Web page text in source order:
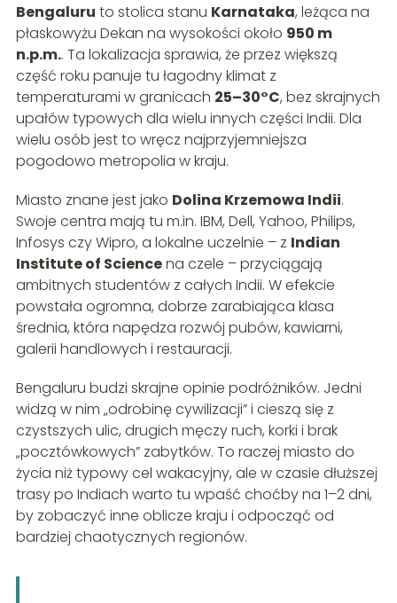
Bengaluru to stolica stanu Karnataka, leżąca na
płaskowyżu Dekan na wysokości około 950 m
n.p.m.. Ta lokalizacja sprawia, że przez większą
część roku panuje tu łagodny klimat z
temperaturami w granicach 25–30°C, bez skrajnych
upałów typowych dla wielu innych części Indii. Dla
wielu osób jest to wręcz najprzyjemniejsza
pogodowo metropolia w kraju.
Miasto znane jest jako Dolina Krzemowa Indii.
Swoje centra mają tu m.in. IBM, Dell, Yahoo, Philips,
Infosys czy Wipro, a lokalne uczelnie – z Indian
Institute of Sciencena czele – przyciągają
ambitnych studentów z całych Indii. W efekcie
powstała ogromna, dobrze zarabiająca klasa
średnia, która napędza rozwój pubów, kawiarni,
galerii handlowych i restauracji.
Bengaluru budzi skrajne opinie podróżników. Jedni
widzą w nim „odrobinę cywilizacji” i cieszą się z
czystszych ulic, drugich męczy ruch, korki i brak
„pocztówkowych” zabytków. To raczej miasto do
życia niż typowy cel wakacyjny, ale w czasie dłuższej
trasy po Indiach warto tu wpaść choćby na 1–2 dni,
by zobaczyć inne oblicze kraju i odpocząć od
bardziej chaotycznych regionów.